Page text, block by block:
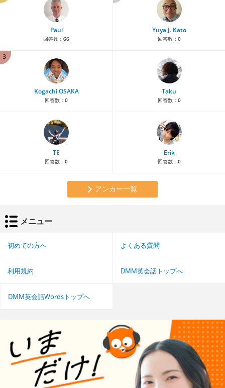
Paul
回答数： 66
Yuya J. Kato
回答数： 0
3
Kogachi OSAKA
回答数： 0
Taku
回答数： 0
TE
回答数： 0
Erik
回答数： 0
アンカー一覧
メニュー
初めての方へ よくある質問
利用規約 DMM英会話トップへ
DMM英会話Wordsトップへ